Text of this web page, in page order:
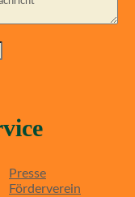
Presse
Förderverein